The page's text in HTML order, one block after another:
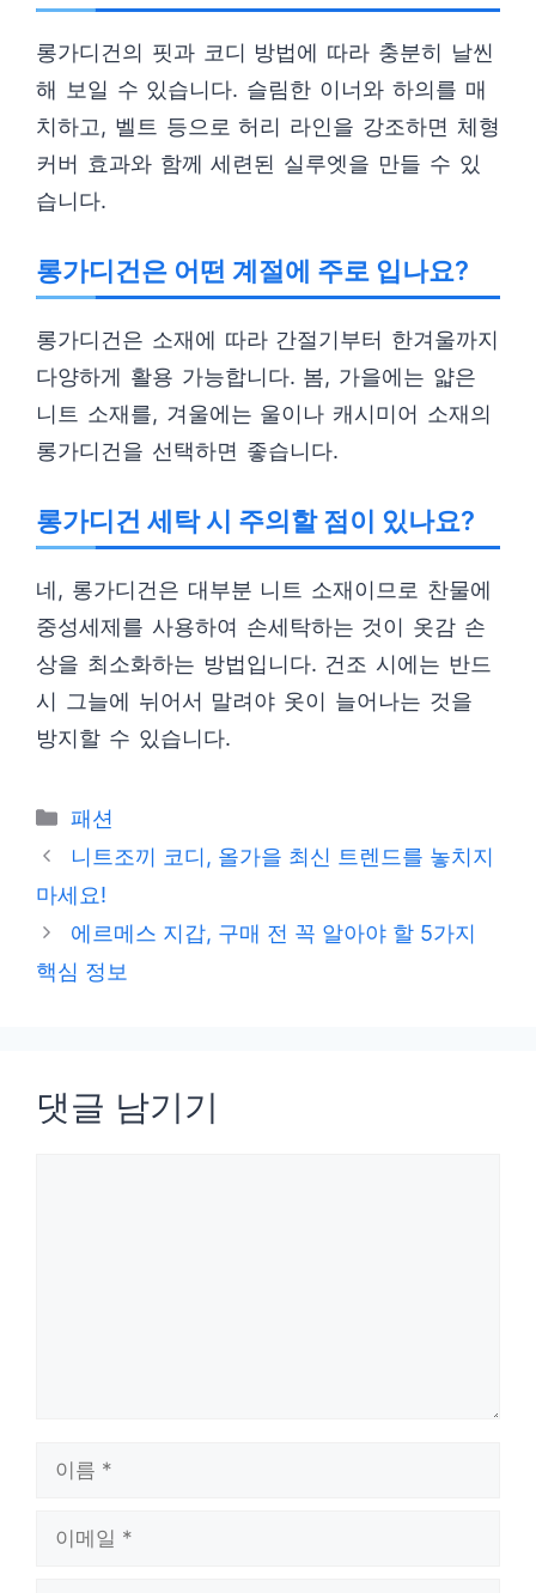
롱가디건의 핏과 코디 방법에 따라 충분히 날씬
해 보일 수 있습니다. 슬림한 이너와 하의를 매
치하고, 벨트 등으로 허리 라인을 강조하면 체형
커버 효과와 함께 세련된 실루엣을 만들 수 있
습니다.
롱가디건은 어떤 계절에 주로 입나요?
롱가디건은 소재에 따라 간절기부터 한겨울까지
다양하게 활용 가능합니다. 봄, 가을에는 얇은
니트 소재를, 겨울에는 울이나 캐시미어 소재의
롱가디건을 선택하면 좋습니다.
롱가디건 세탁 시 주의할 점이 있나요?
네, 롱가디건은 대부분 니트 소재이므로 찬물에
중성세제를 사용하여 손세탁하는 것이 옷감 손
상을 최소화하는 방법입니다. 건조 시에는 반드
시 그늘에 뉘어서 말려야 옷이 늘어나는 것을
방지할 수 있습니다.
카
테
리
패션
니트조끼 코디, 올가을 최신 트렌드를 놓치지
마세요!
에르메스 지갑, 구매 전 꼭 알아야 할 5가지
핵심 정보
댓글 남기기